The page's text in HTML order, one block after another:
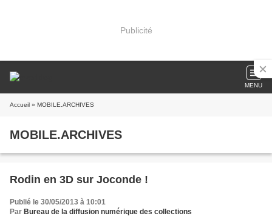
Publicité
MENU
Accueil » MOBILE.ARCHIVES
MOBILE.ARCHIVES
Rodin en 3D sur Joconde !
Publié le 30/05/2013 à 10:01
Par Bureau de la diffusion numérique des collections